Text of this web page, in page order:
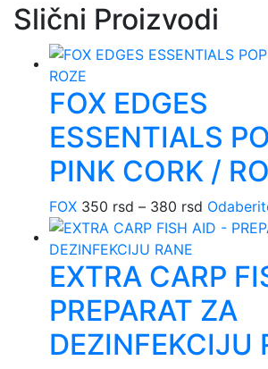
Slični Proizvodi
FOX EDGES
ESSENTIALS
PINK CORK /
FOX 350 rsd – 380 rsd Raspon
cena:
350 rsd
do
380 rsd
EXTRA CARP
PREPARAT ZA
DEZINFEKCIJU